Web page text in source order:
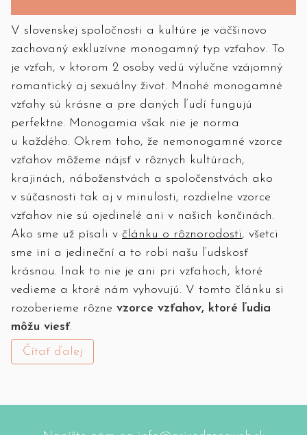
V slovenskej spoločnosti a kultúre je väčšinovo
zachovaný exkluzívne monogamný typ vzťahov. To
je vzťah, v ktorom 2 osoby vedú výlučne vzájomný
romantický aj sexuálny život. Mnohé monogamné
vzťahy sú krásne a pre daných ľudí fungujú
perfektne. Monogamia však nie je norma
u každého. Okrem toho, že nemonogamné vzorce
vzťahov môžeme nájsť v rôznych kultúrach,
krajinách, náboženstvách a spoločenstvách ako
v súčasnosti tak aj v minulosti, rozdielne vzorce
vzťahov nie sú ojedinelé ani v našich končinách.
Ako sme už písali v článku o rôznorodosti, všetci
sme iní a jedineční a to robí našu ľudskosť
krásnou. Inak to nie je ani pri vzťahoch, ktoré
vedieme a ktoré nám vyhovujú. V tomto článku si
rozoberieme rôzne vzorce vzťahov, ktoré ľudia
môžu viesť.
Čítať ďalej